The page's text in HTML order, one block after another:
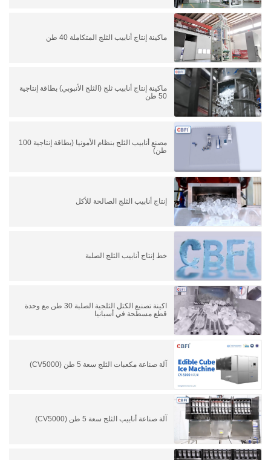
ماكينة إنتاج أنابيب الثلج المتكاملة 40 طن
ماكينة إنتاج أنابيب ثلج (الثلج الأنبوبي) بطاقة إنتاجية
50 طن
مصنع أنابيب الثلج بنظام الأمونيا (بطاقة إنتاجية 100
طن)
إنتاج أنابيب الثلج الصالحة للأكل
خط إنتاج أنابيب الثلج الصلبة
اكينة تصنيع الكتل الثلجية الصلبة 30 طن مع وحدة
قطع مسطحة في أسبانيا
آلة صناعة مكعبات الثلج سعة 5 طن (CV5000)
آلة صناعة أنابيب الثلج سعة 5 طن (CV5000)